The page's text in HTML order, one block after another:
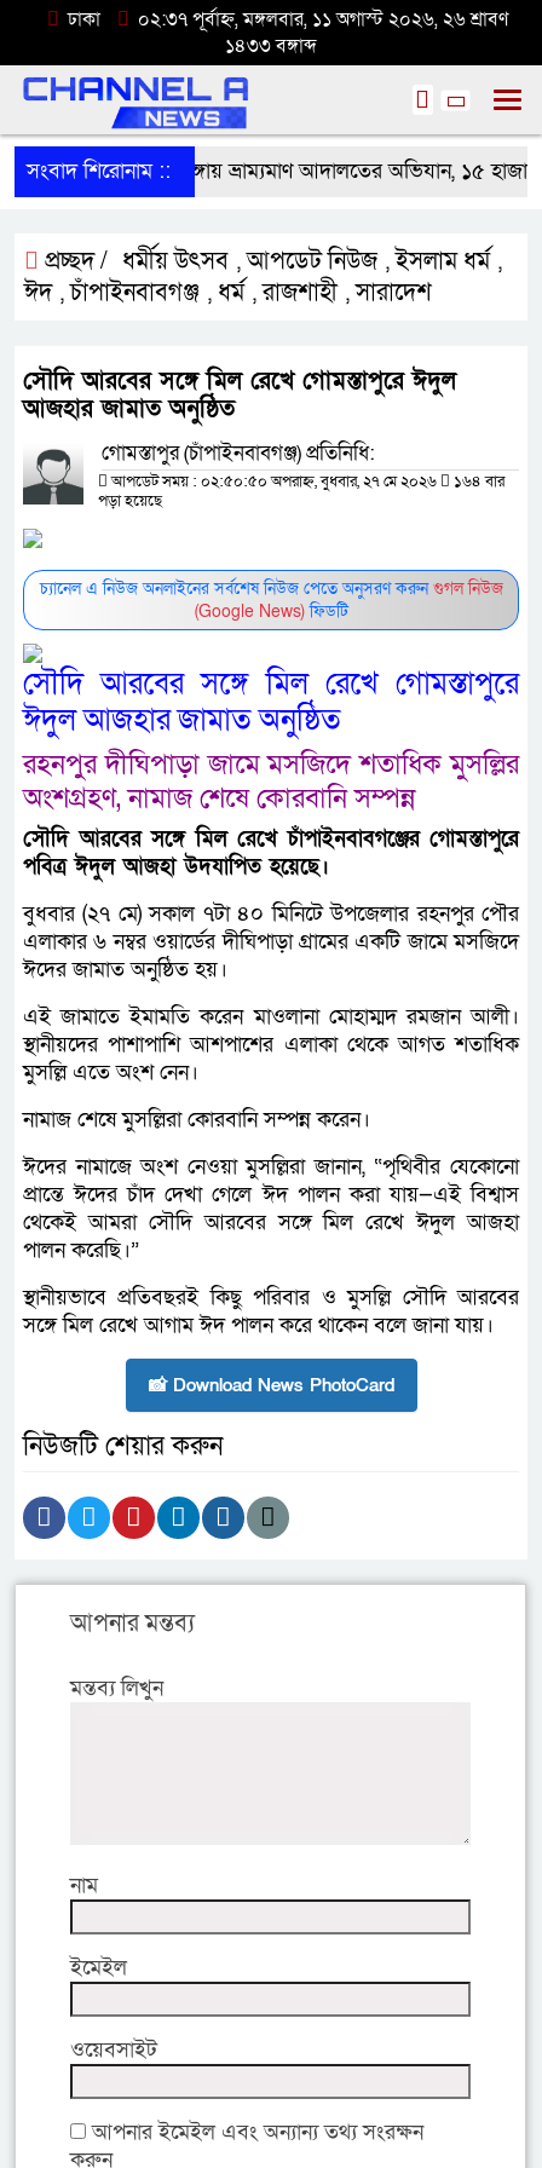
ঢাকা
০২:৩৭ পূর্বাহ্ন, মঙ্গলবার, ১১ অগাস্ট ২০২৬, ২৬ শ্রাবণ
১৪৩৩ বঙ্গাব্দ
সংবাদ শিরোনাম ::নলডাঙ্গায় ভ্রাম্যমাণ আদালতের অভিযান, ১৫ হাজার
প্রচ্ছদ / ধর্মীয় উৎসব ,আপডেট নিউজ ,ইসলাম ধর্ম ,
ঈদ ,চাঁপাইনবাবগঞ্জ , ধর্ম ,রাজশাহী ,সারাদেশ
সৌদি আরবের সঙ্গে মিল রেখে গোমস্তাপুরে ঈদুল
আজহার জামাত অনুষ্ঠিত
গোমস্তাপুর (চাঁপাইনবাবগঞ্জ) প্রতিনিধি:
আপডেট সময় : ০২:৫০:৫০ অপরাহ্ন, বুধবার, ২৭ মে ২০২৬
১৬৪ বার
পড়া হয়েছে
চ্যানেল এ নিউজ অনলাইনের সর্বশেষ নিউজ পেতে অনুসরণ করুনগুগল নিউজ
(Google News)ফিডটি
সৌদি আরবের সঙ্গে মিল রেখে গোমস্তাপুরে
ঈদুল আজহার জামাত অনুষ্ঠিত
রহনপুর দীঘিপাড়া জামে মসজিদে শতাধিক মুসল্লির
অংশগ্রহণ, নামাজ শেষে কোরবানি সম্পন্ন
সৌদি আরবের সঙ্গে মিল রেখে চাঁপাইনবাবগঞ্জের গোমস্তাপুরে
পবিত্র ঈদুল আজহা উদযাপিত হয়েছে।
বুধবার (২৭ মে) সকাল ৭টা ৪০ মিনিটে উপজেলার রহনপুর পৌর
এলাকার ৬ নম্বর ওয়ার্ডের দীঘিপাড়া গ্রামের একটি জামে মসজিদে
ঈদের জামাত অনুষ্ঠিত হয়।
এই জামাতে ইমামতি করেন মাওলানা মোহাম্মদ রমজান আলী।
স্থানীয়দের পাশাপাশি আশপাশের এলাকা থেকে আগত শতাধিক
মুসল্লি এতে অংশ নেন।
নামাজ শেষে মুসল্লিরা কোরবানি সম্পন্ন করেন।
ঈদের নামাজে অংশ নেওয়া মুসল্লিরা জানান, “পৃথিবীর যেকোনো
প্রান্তে ঈদের চাঁদ দেখা গেলে ঈদ পালন করা যায়—এই বিশ্বাস
থেকেই আমরা সৌদি আরবের সঙ্গে মিল রেখে ঈদুল আজহা
পালন করেছি।”
স্থানীয়ভাবে প্রতিবছরই কিছু পরিবার ও মুসল্লি সৌদি আরবের
সঙ্গে মিল রেখে আগাম ঈদ পালন করে থাকেন বলে জানা যায়।
📸 Download News PhotoCard
নিউজটি শেয়ার করুন
আপনার মন্তব্য
মন্তব্য লিখুন
নাম
ইমেইল
ওয়েবসাইট
আপনার ইমেইল এবং অন্যান্য তথ্য সংরক্ষন
করুন